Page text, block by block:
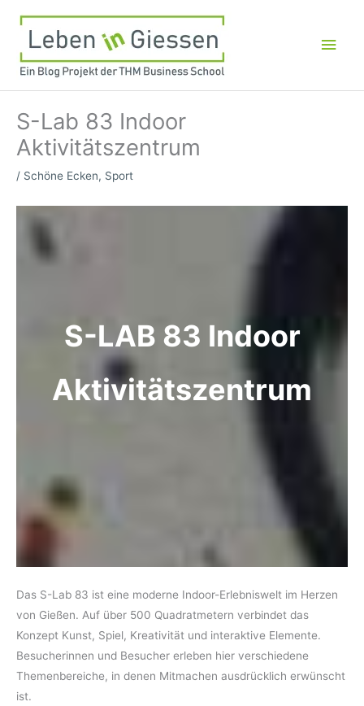
Inhalt
springen
S-Lab 83 Indoor
Aktivitätszentrum
/ Schöne Ecken, Sport
S-LAB 83 Indoor
Aktivitätszentrum
Das S-Lab 83 ist eine moderne Indoor-Erlebniswelt im Herzen
von Gießen. Auf über 500 Quadratmetern verbindet das
Konzept Kunst, Spiel, Kreativität und interaktive Elemente.
Besucherinnen und Besucher erleben hier verschiedene
Themenbereiche, in denen Mitmachen ausdrücklich erwünscht
ist.